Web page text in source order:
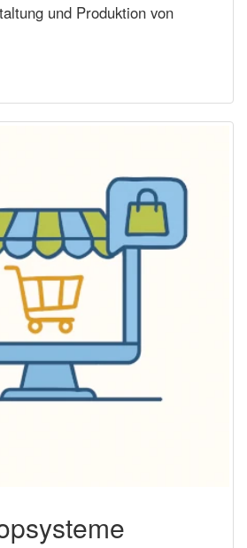
und Produktion von